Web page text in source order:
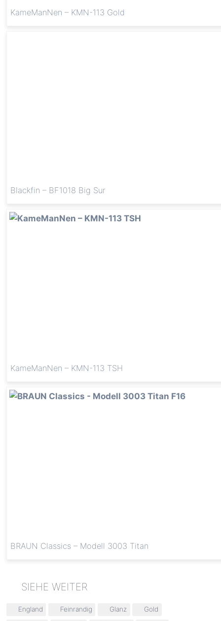
KameManNen – KMN-113 Gold
Blackfin – BF1018 Big Sur
KameManNen – KMN-113 TSH
BRAUN Classics – Modell 3003 Titan
Schlagworte:
England Feinrandig Glanz Gold